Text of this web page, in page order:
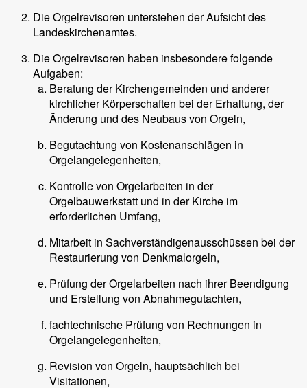
Die Orgelrevisoren unterstehen der Aufsicht des
Landeskirchenamtes.
Die Orgelrevisoren haben insbesondere folgende
Aufgaben:
Beratung der Kirchengemeinden und anderer
kirchlicher Körperschaften bei der Erhaltung, der
Änderung und des Neubaus von Orgeln,
Begutachtung von Kostenanschlägen in
Orgelangelegenheiten,
Kontrolle von Orgelarbeiten in der
Orgelbauwerkstatt und in der Kirche im
erforderlichen Umfang,
Mitarbeit in Sachverständigenausschüssen bei der
Restaurierung von Denkmalorgeln,
Prüfung der Orgelarbeiten nach ihrer Beendigung
und Erstellung von Abnahmegutachten,
fachtechnische Prüfung von Rechnungen in
Orgelangelegenheiten,
Revision von Orgeln, hauptsächlich bei
Visitationen,